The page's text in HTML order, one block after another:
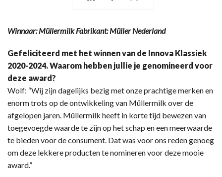
Winnaar: Müllermilk Fabrikant: Müller Nederland
Gefeliciteerd met het winnen van de Innova Klassiek
2020-2024. Waarom hebben jullie je genomineerd voor
deze award?
Wolf: “Wij zijn dagelijks bezig met onze prachtige merken en
enorm trots op de ontwikkeling van Müllermilk over de
afgelopen jaren. Müllermilk heeft in korte tijd bewezen van
toegevoegde waarde te zijn op het schap en een meerwaarde
te bieden voor de consument. Dat was voor ons reden genoeg
om deze lekkere producten te nomineren voor deze mooie
award.”